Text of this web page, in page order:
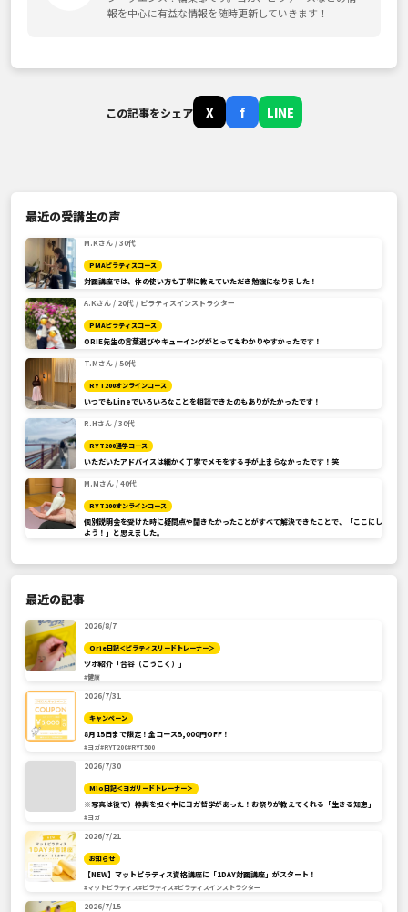
報を中心に有益な情報を随時更新していきます！
この記事をシェア X f LINE
最近の受講生の声
M.Kさん / 30代
PMAピラティスコース
対面講座では、体の使い方も丁寧に教えていただき勉強になりました！
A.Kさん / 20代 / ピラティスインストラクター
PMAピラティスコース
ORIE先生の言葉選びやキューイングがとってもわかりやすかったです！
T.Mさん / 50代
RYT200オンラインコース
いつでもLineでいろいろなことを相談できたのもありがたかったです！
R.Hさん / 30代
RYT200通学コース
いただいたアドバイスは細かく丁寧でメモをする手が止まらなかったです！笑
M.Mさん / 40代
RYT200オンラインコース
個別説明会を受けた時に疑問点や聞きたかったことがすべて解決できたことで、「ここにし
よう！」と思えました。
最近の記事
2026/8/7
Orie日記＜ピラティスリードトレーナー＞
ツボ紹介「合谷（ごうこく）」
#健康
2026/7/31
キャンペーン
8月15日まで限定！全コース5,000円OFF！
#ヨガ#RYT200#RYT500
2026/7/30
Mio日記＜ヨガリードトレーナー＞
※写真は後で）神輿を担ぐ中にヨガ哲学があった！お祭りが教えてくれる「生きる知恵」
#ヨガ
2026/7/21
お知らせ
【NEW】マットピラティス資格講座に「1DAY対面講座」がスタート！
#マットピラティス#ピラティス#ピラティスインストラクター
2026/7/15